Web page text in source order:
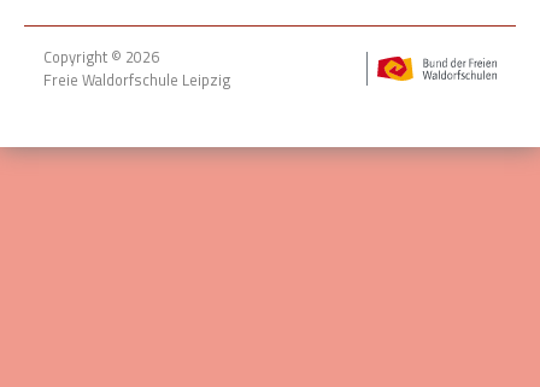
Copyright © 2026
Freie Waldorfschule Leipzig